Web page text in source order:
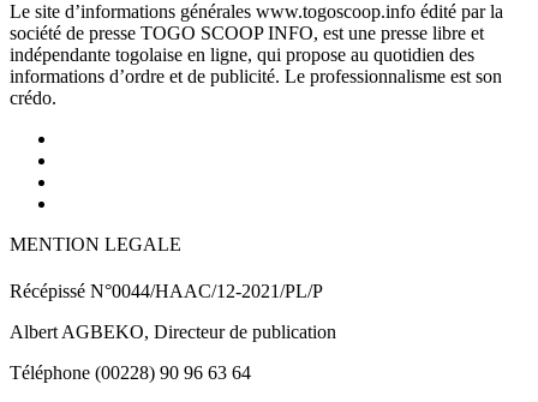
Le site d’informations générales www.togoscoop.info édité par la
société de presse TOGO SCOOP INFO, est une presse libre et
indépendante togolaise en ligne, qui propose au quotidien des
informations d’ordre et de publicité. Le professionnalisme est son
crédo.
MENTION LEGALE
Récépissé N°0044/HAAC/12-2021/PL/P
Albert AGBEKO, Directeur de publication
Téléphone (00228) 90 96 63 64